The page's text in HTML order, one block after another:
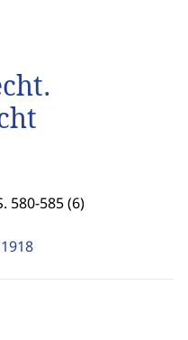
580-585 (6)